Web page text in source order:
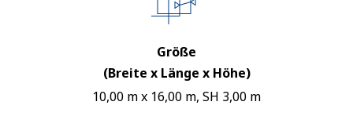
Größe
(Breite x Länge x Höhe)
10,00 m x 16,00 m, SH 3,00 m